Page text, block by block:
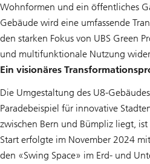
Wohnformen und ein öffentliches
Gebäude wird eine umfassende
den starken Fokus von UBS Green
und multifunktionale Nutzung
Ein visionäres
Die Umgestaltung des U8-
Paradebeispiel für innovative
zwischen Bern und Bümpliz liegt,
Start erfolgte im November 2024
den «Swing Space» im Erd- und